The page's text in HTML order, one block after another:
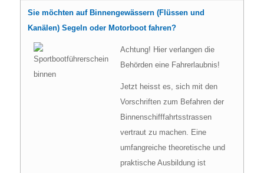
Sie möchten auf Binnengewässern (Flüssen und
Kanälen) Segeln oder Motorboot fahren?
Achtung! Hier verlangen die
Behörden eine Fahrerlaubnis!
Jetzt heisst es, sich mit den
Vorschriften zum Befahren der
Binnenschifffahrtsstrassen
vertraut zu machen. Eine
umfangreiche theoretische und
praktische Ausbildung ist